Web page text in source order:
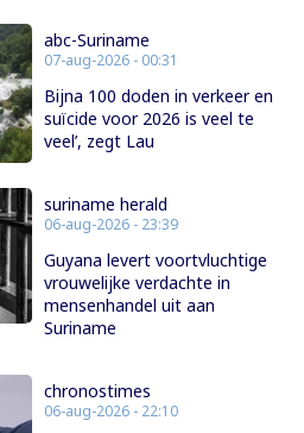
abc-Suriname
07-aug-2026 - 00:31
Bijna 100 doden in verkeer en
suïcide voor 2026 is veel te
veel’, zegt Lau
suriname herald
06-aug-2026 - 23:39
Guyana levert voortvluchtige
vrouwelijke verdachte in
mensenhandel uit aan
Suriname
chronostimes
06-aug-2026 - 22:10